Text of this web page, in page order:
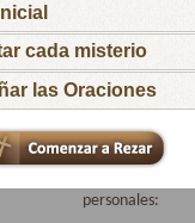
cada misterio
las Oraciones
y párrocos, por las
nuevos hijos para que
y educarlos
y jóvenes con inquietudes
que respondan al llamado
Amoroso.
especialmente por las
las familias afiliadas a
personales: